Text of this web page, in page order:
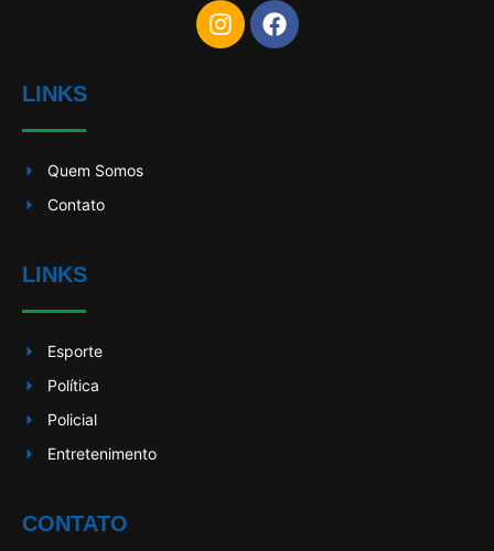
LINKS
Quem Somos
Contato
LINKS
Esporte
Política
Policial
Entretenimento
CONTATO